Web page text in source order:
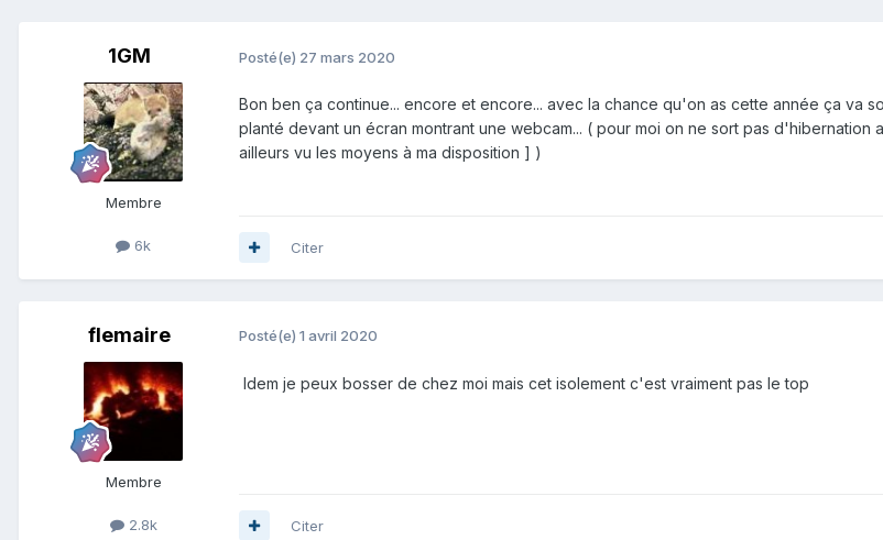
1GM
Membre
6k
Posté(e) 27 mars 2020
Bon ben ça continue... encore et encore... avec la chance qu'on as cette année ça va
planté devant un écran montrant une webcam... ( pour moi on ne sort pas
ailleurs vu les moyens à ma disposition ] )
Citer
flemaire
Membre
2.8k
Posté(e) 1 avril 2020
Idem je peux bosser de chez moi mais cet isolement c'est vraiment pas le top
Citer